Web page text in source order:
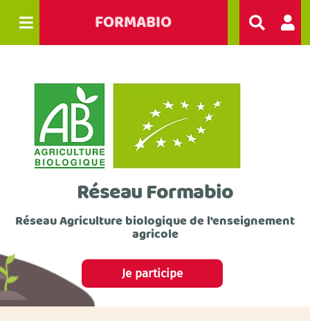
FORMABIO
Réseau Formabio
Réseau Agriculture biologique de l'enseignement
agricole
Je participe